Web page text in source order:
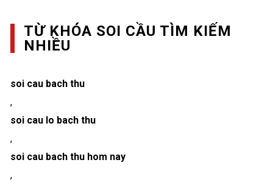
TỪ KHÓA SOI CẦU TÌM KIẾM
NHIỀU
soi cau bach thu
,
soi cau lo bach thu
,
soi cau bach thu hom nay
,